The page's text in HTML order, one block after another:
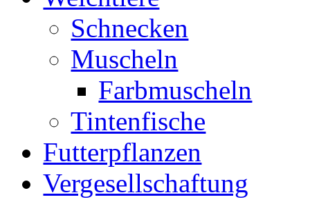
Schnecken
Muscheln
Farbmuscheln
Tintenfische
Futterpflanzen
Vergesellschaftung